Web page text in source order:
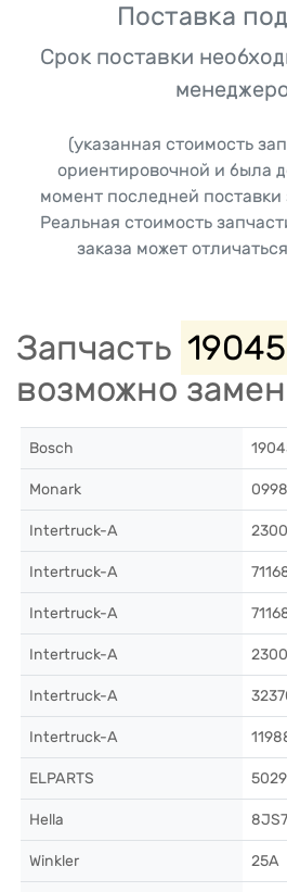
Поставка
Срок поставки
(указанная стоимость
ориентировочной и была
момент последней поставки
Реальная стоимость
заказа может
Запчасть
возможно
Bosch
Monark
Intertruck-A
Intertruck-A
Intertruck-A
Intertruck-A
Intertruck-A
Intertruck-A
ELPARTS
Hella
Winkler 25A